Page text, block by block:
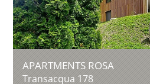
APARTMENTS ROSA
Transacqua 178